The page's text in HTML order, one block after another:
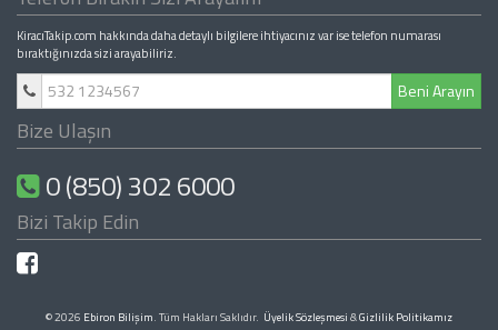
KiracıTakip.com hakkında daha detaylı bilgilere ihtiyacınız var ise telefon numarası
bıraktığınızda sizi arayabiliriz.
Beni Arayın
Bize Ulaşın
0 (850) 302 6000
Bizi Takip Edin
© 2026 Ebiron Bilişim. Tüm Hakları Saklıdır. Üyelik Sözleşmesi &Gizlilik Politikamız